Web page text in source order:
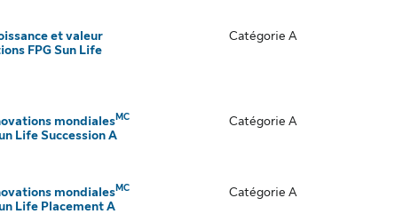
et valeur
FPG Sun Life
Catégorie A
mondialesMC
Life Succession A
Catégorie A
mondialesMC
Life Placement A
Catégorie A